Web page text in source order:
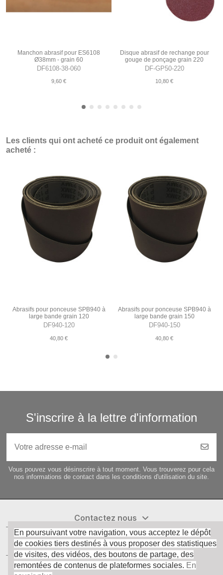
Manchon abrasif pour ES6108
Ø38mm - grain 60
DF6108-38-060
9,60 €
Disque abrasif de rechange pour
gouge de ponçage grain 220
DF-GP50-220
10,80 €
Les clients qui ont acheté ce produit ont également
acheté :
Abrasifs pour ponceuse SPB940 à
large bande grain 120
DF940-120
40,80 €
Abrasifs pour ponceuse SPB940 à
large bande grain 150
DF940-150
40,80 €
S'inscrire à la lettre d'information
Vous pouvez vous désinscrire à tout moment. Vous trouverez pour cela
nos informations de contact dans les conditions d'utilisation du site.
Contactez nous
informations
En poursuivant votre navigation, vous acceptez le dépôt
de cookies tiers destinés à vous proposer des statistiques
de visites, des vidéos, des boutons de partage, des
remontées de contenus de plateformes sociales. En